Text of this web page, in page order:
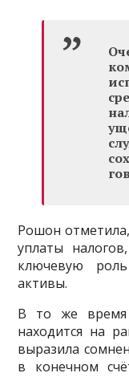
Рошон
уплаты
ключевую
активы.
В то же время
находится на
выразила
в конечном